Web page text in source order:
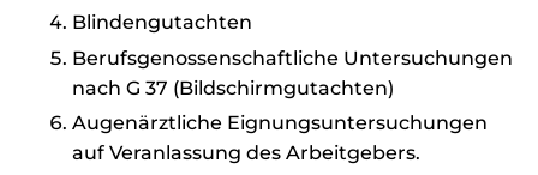
Blindengutachten
Berufsgenossenschaftliche Untersuchungen
nach G 37 (Bildschirmgutachten)
Augenärztliche Eignungsuntersuchungen
auf Veranlassung des Arbeitgebers.